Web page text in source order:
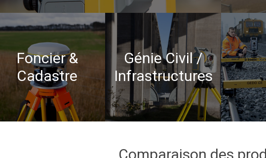
Foncier &
Cadastre
Génie Civil /
Infrastructures
Comparaison des